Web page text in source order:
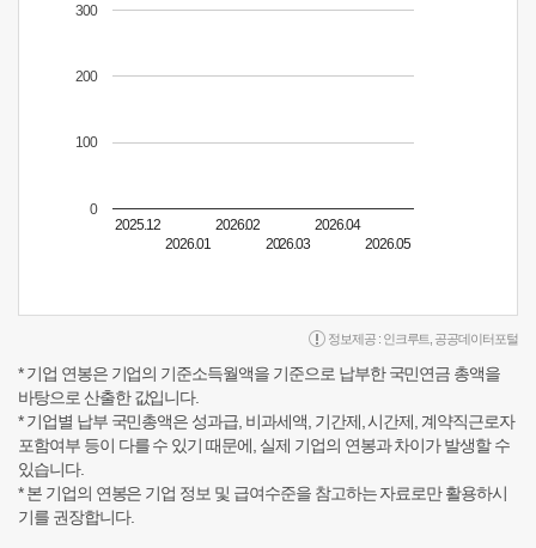
2025.12
2026.01
2026.02
2026.03
2026.04
2026.05
0
100
200
300
정보제공 : 인크루트 공공데이터포털
* 기업 연봉은 기업의 기준소득월액을 기준으로 납부한 국민연금 총액을
바탕으로 산출한 값입니다.
* 기업별 납부 국민총액은 성과급, 비과세액, 기간제, 시간제, 계약직근로자
포함여부 등이 다를 수 있기 때문에, 실제 기업의 연봉과 차이가 발생할 수
있습니다.
* 본 기업의 연봉은 기업 정보 및 급여수준을 참고하는 자료로만 활용하시
기를 권장합니다.